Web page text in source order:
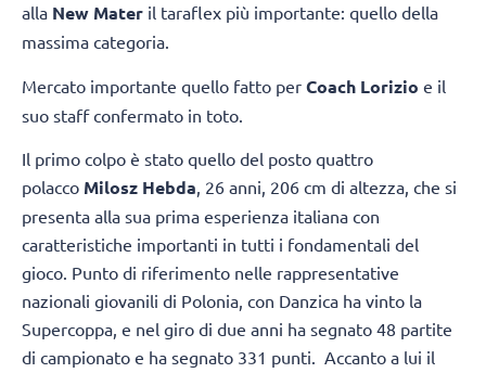
alla New Mater il taraflex più importante: quello della
massima categoria.
Mercato importante quello fatto per Coach Lorizio e il
suo staff confermato in toto.
Il primo colpo è stato quello del posto quattro
polacco Milosz Hebda, 26 anni, 206 cm di altezza, che si
presenta alla sua prima esperienza italiana con
caratteristiche importanti in tutti i fondamentali del
gioco. Punto di riferimento nelle rappresentative
nazionali giovanili di Polonia, con Danzica ha vinto la
Supercoppa, e nel giro di due anni ha segnato 48 partite
di campionato e ha segnato 331 punti. Accanto a lui il